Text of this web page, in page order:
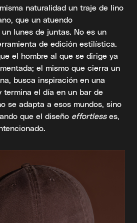
naturalidad un traje de lino
que un atuendo
lunes de juntas. No es un
de edición estilística.
el hombre al que se dirige ya
el mismo que cierra un
busca inspiración en una
termina el día en un bar de
se adapta a esos mundos, sino
que el diseño effortlesses,